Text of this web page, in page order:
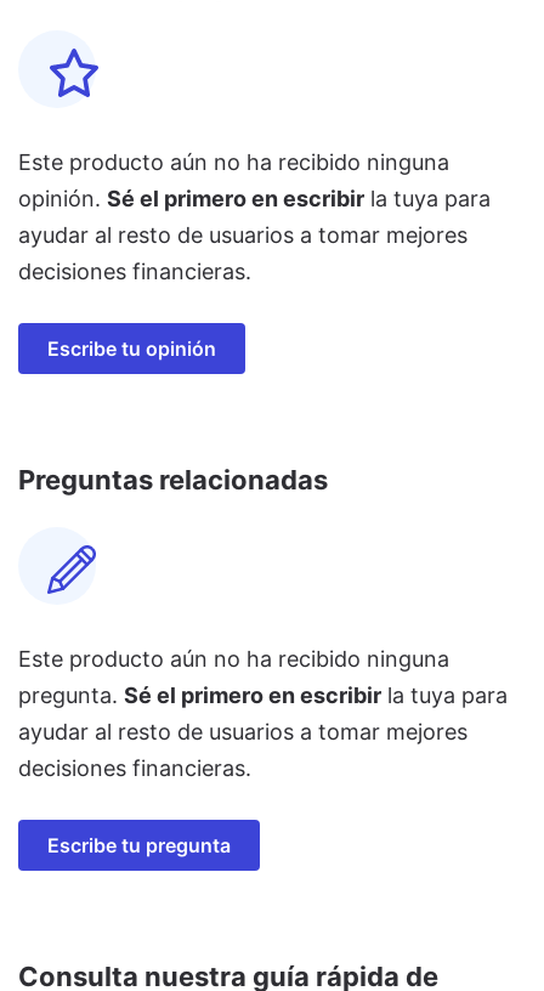
Este producto aún no ha recibido ninguna
opinión. Sé el primero en escribir la tuya para
ayudar al resto de usuarios a tomar mejores
decisiones financieras.
Escribe tu opinión
Preguntas relacionadas
Este producto aún no ha recibido ninguna
pregunta. Sé el primero en escribir la tuya para
ayudar al resto de usuarios a tomar mejores
decisiones financieras.
Escribe tu pregunta
Consulta nuestra guía rápida de